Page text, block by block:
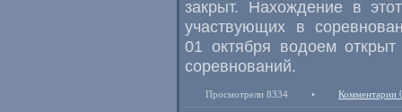
закрыт. Нахождение в
участвующих в
01 октября водоем
соревнований.
Просмотрели 8334 • Комментарии